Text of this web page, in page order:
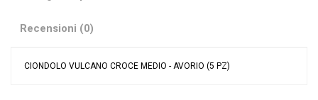
Recensioni (0)
CIONDOLO VULCANO CROCE MEDIO - AVORIO (5 PZ)